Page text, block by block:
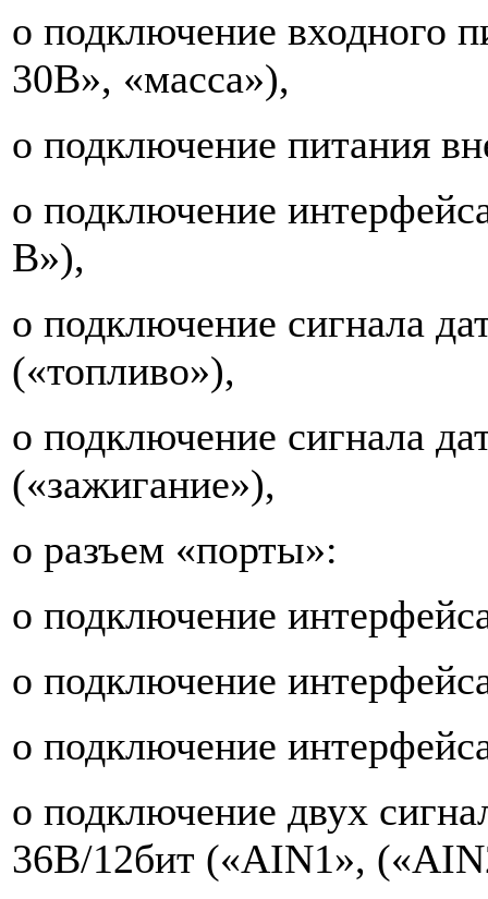
o подключение входного
30В», «масса»),
o подключение питания
o подключение
B»),
o подключение сигнала
(«топливо»),
o подключение сигнала
(«зажигание»),
o разъем «порты»:
o подключение
o подключение
o подключение
o подключение двух
36В/12бит («AIN1»,